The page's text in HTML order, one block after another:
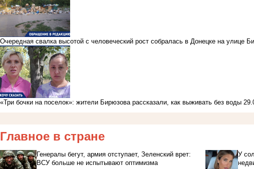
Очередная свалка высотой с человеческий рост собралась в Донецке на улице
«Три бочки на поселок»: жители Бирюзова рассказали, как выживать без воды
Главное в стране
Генералы бегут, армия отступает, Зеленский врет:
ВСУ больше не испытывают оптимизма
У